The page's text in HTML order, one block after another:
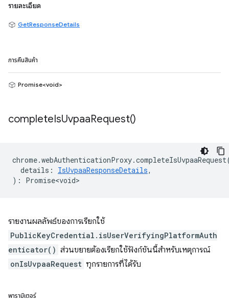
รายละเอียด
GetResponseDetails
การคืนสินค้า
Promise<void>
completeIsUvpaaRequest()
chrome.webAuthenticationProxy.completeIsUvpaaRequest
details : IsUvpaaResponseDetails,
) : Promise<void>
รายงานผลลัพธ์ของการเรียกใช้
PublicKeyCredential.isUserVerifyingPlatformAuth
enticator() ส่วนขยายต้องเรียกใช้ฟังก์ชันนี้สำหรับเหตุการณ์
onIsUvpaaRequest ทุกรายการที่ได้รับ
พารามิเตอร์